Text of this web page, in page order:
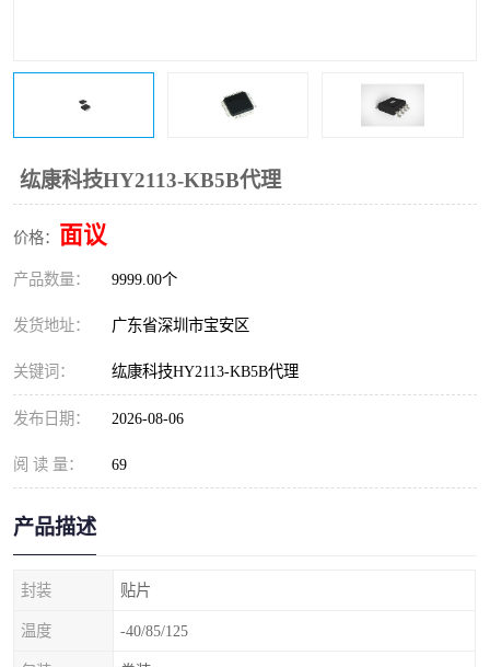
纮康科技HY2113-KB5B代理
价格： 面议
产品数量： 9999.00个
发货地址： 广东省深圳市宝安区
关键词： 纮康科技HY2113-KB5B代理
发布日期： 2026-08-06
阅 读 量： 69
产品描述
封装 贴片
温度 -40/85/125
FT61F021